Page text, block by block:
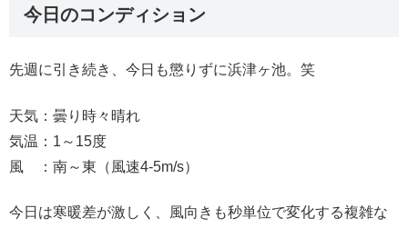
今日のコンディション
先週に引き続き、今日も懲りずに浜津ヶ池。笑
天気：曇り時々晴れ
気温：1～15度
風 ：南～東（風速4-5m/s）
今日は寒暖差が激しく、風向きも秒単位で変化する複雑な